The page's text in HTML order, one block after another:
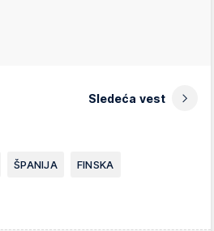
Sledeća vest
ŠPANIJA FINSKA